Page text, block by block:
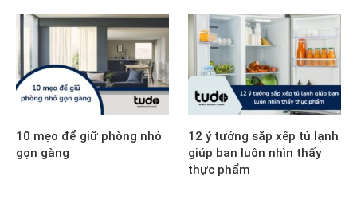
10 mẹo để giữ phòng nhỏ
gọn gàng
12 ý tưởng sắp xếp tủ lạnh
giúp bạn luôn nhìn thấy
thực phẩm